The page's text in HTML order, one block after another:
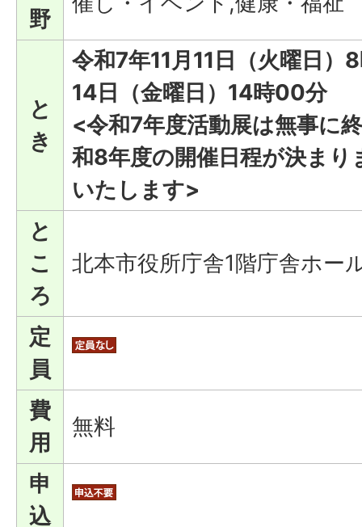
野
と
き
令和7年11月11日（火曜日）
14日（金曜日）14時00分
<令和7年度活動展は無事に
和8年度の開催日程が決ま
いたします>
と
こ
ろ
北本市役所庁舎1階庁舎ホー
定
員
費
用
無料
申
込